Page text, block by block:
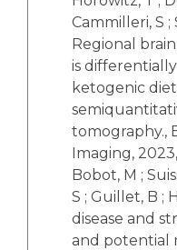
Cammilleri, S ;
Regional
is
ketogenic
tomography.,
Imaging,
Bobot, M ;
S ; Guillet, B ;
disease and
and potential